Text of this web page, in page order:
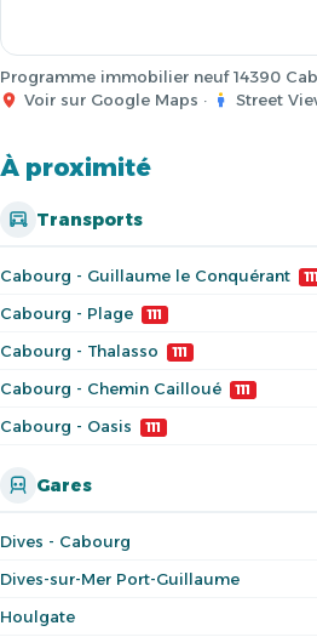
Programme immobilier neuf 14390
Voir sur Google Maps · Street
À proximité
Transports
Cabourg - Guillaume le Conquérant 111
Cabourg - Plage 111
Cabourg - Thalasso 111
Cabourg - Chemin Cailloué 111
Cabourg - Oasis 111
Gares
Dives - Cabourg
Dives-sur-Mer Port-Guillaume
Houlgate